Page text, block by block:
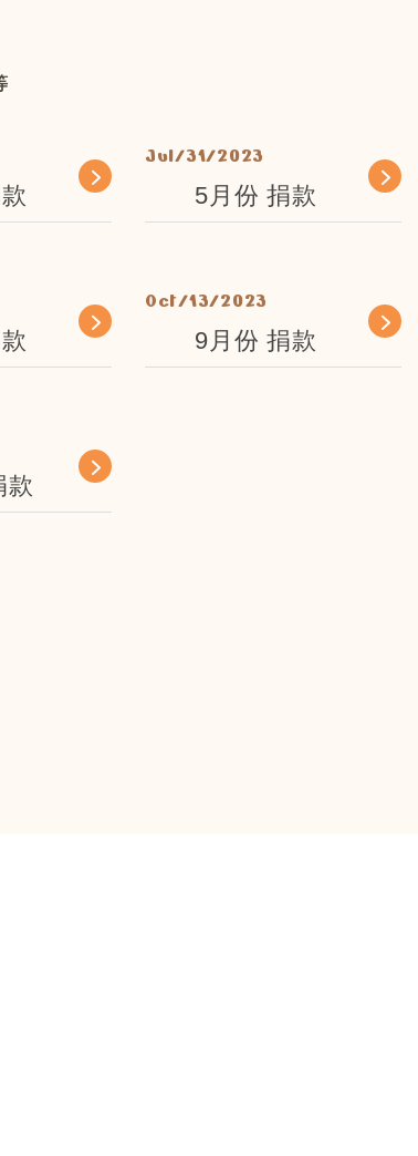
Jul/31/2023
5月份 捐款
Oct/13/2023
9月份 捐款
款